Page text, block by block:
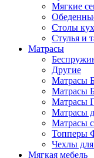
Мягкие
Столы
Стулья и
Матрасы
Другие
Матрасы
Матрасы
Матрасы
Матрасы
Матрасы
Топперы
Чехлы для
Мягкая мебель